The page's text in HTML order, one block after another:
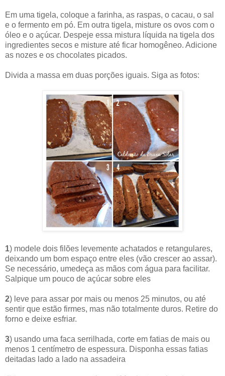
Em uma tigela, coloque a farinha, as raspas, o cacau, o sal
e o fermento em pó. Em outra tigela, misture os ovos com o
óleo e o açúcar. Despeje essa mistura líquida na tigela dos
ingredientes secos e misture até ficar homogêneo. Adicione
as nozes e os chocolates picados.
Divida a massa em duas porções iguais. Siga as fotos:
1) modele dois filões levemente achatados e retangulares,
deixando um bom espaço entre eles (vão crescer ao assar).
Se necessário, umedeça as mãos com água para facilitar.
Salpique um pouco de açúcar sobre eles
2) leve para assar por mais ou menos 25 minutos, ou até
sentir que estão firmes, mas não totalmente duros. Retire do
forno e deixe esfriar.
3) usando uma faca serrilhada, corte em fatias de mais ou
menos 1 centímetro de espessura. Disponha essas fatias
deitadas lado a lado na assadeira